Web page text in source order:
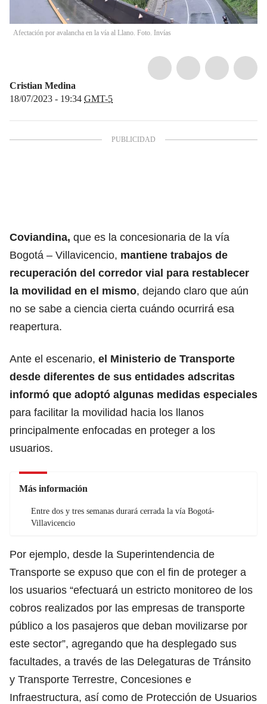
Afectación por avalancha en la vía al Llano. Foto. Invías
Cristian Medina
18/07/2023 - 19:34 GMT-5
Coviandina, que es la concesionaria de la vía
Bogotá – Villavicencio, mantiene trabajos de
recuperación del corredor vial para restablecer
la movilidad en el mismo, dejando claro que aún
no se sabe a ciencia cierta cuándo ocurrirá esa
reapertura.
Ante el escenario, el Ministerio de Transporte
desde diferentes de sus entidades adscritas
informó que adoptó algunas medidas especiales
para facilitar la movilidad hacia los llanos
principalmente enfocadas en proteger a los
usuarios.
Más información
Entre dos y tres semanas durará cerrada la vía Bogotá-
Villavicencio
Por ejemplo, desde la Superintendencia de
Transporte se expuso que con el fin de proteger a
los usuarios “efectuará un estricto monitoreo de los
cobros realizados por las empresas de transporte
público a los pasajeros que deban movilizarse por
este sector”, agregando que ha desplegado sus
facultades, a través de las Delegaturas de Tránsito
y Transporte Terrestre, Concesiones e
Infraestructura, así como de Protección de Usuarios